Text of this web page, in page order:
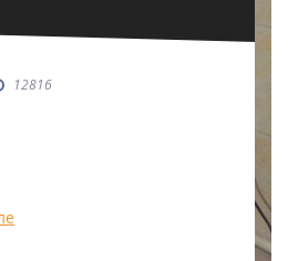
12816